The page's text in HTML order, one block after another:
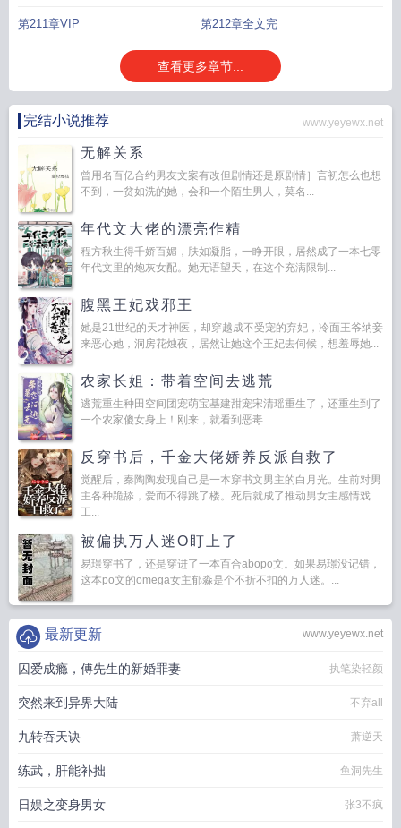
第211章VIP 第212章全文完
查看更多章节...
完结小说推荐 www.yeyewx.net
无解关系
曾用名百亿合约男友文案有改但剧情还是原剧情］言初怎么也想
不到，一贫如洗的她，会和一个陌生男人，莫名...
年代文大佬的漂亮作精
程方秋生得千娇百媚，肤如凝脂，一睁开眼，居然成了一本七零
年代文里的炮灰女配。她无语望天，在这个充满限制...
腹黑王妃戏邪王
她是21世纪的天才神医，却穿越成不受宠的弃妃，冷面王爷纳妾
来恶心她，洞房花烛夜，居然让她这个王妃去伺候，想羞辱她...
农家长姐：带着空间去逃荒
逃荒重生种田空间团宠萌宝基建甜宠宋清瑶重生了，还重生到了
一个农家傻女身上！刚来，就看到恶毒...
反穿书后，千金大佬娇养反派自救了
觉醒后，秦陶陶发现自己是一本穿书文男主的白月光。生前对男
主各种跪舔，爱而不得跳了楼。死后就成了推动男女主感情戏
工...
被偏执万人迷O盯上了
易璟穿书了，还是穿进了一本百合abopo文。如果易璟没记错，
这本po文的omega女主郁淼是个不折不扣的万人迷。...
www.yeyewx.net
最新更新
囚爱成瘾，傅先生的新婚罪妻 执笔染轻颜
突然来到异界大陆 不弃all
九转吞天诀 萧逆天
练武，肝能补拙 鱼洞先生
日娱之变身男女 张3不疯